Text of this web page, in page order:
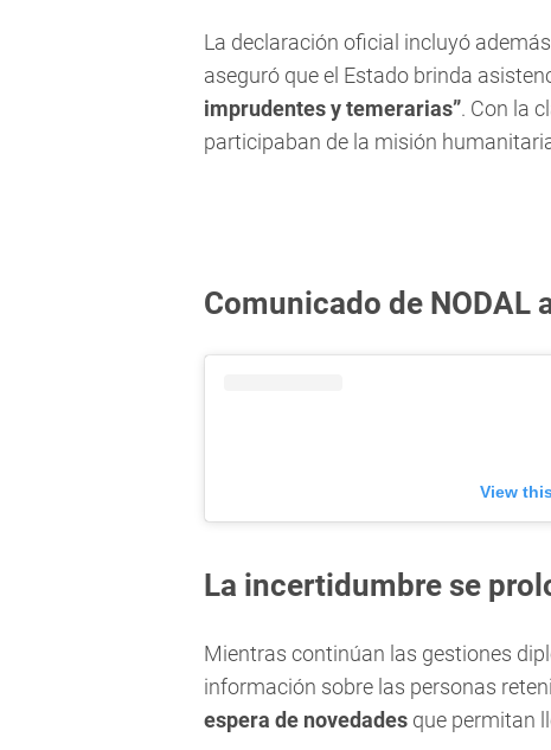
La declaración oficial incluyó
aseguró que el Estado brinda
imprudentes y temerarias”. Con la
participaban de la misión
Comunicado de NODAL
View
La incertidumbre se
Mientras continúan las gestiones
información sobre las personas
espera de novedades que permitan